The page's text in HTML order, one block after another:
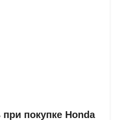
при покупке Honda